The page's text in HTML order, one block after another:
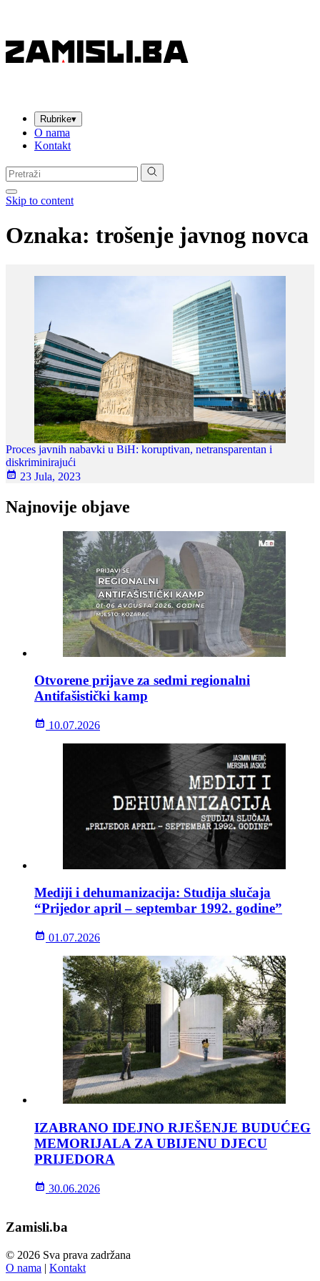
Rubrike▾
O nama
Kontakt
Pretraga:
Skip to content
Oznaka: trošenje javnog novca
Proces javnih nabavki u BiH: koruptivan, netransparentan i
diskriminirajući
23 Jula, 2023
Najnovije objave
Otvorene prijave za sedmi regionalni
Antifašistički kamp
10.07.2026
Mediji i dehumanizacija: Studija slučaja
“Prijedor april – septembar 1992. godine”
01.07.2026
IZABRANO IDEJNO RJEŠENJE BUDUĆEG
MEMORIJALA ZA UBIJENU DJECU
PRIJEDORA
30.06.2026
Zamisli.ba
© 2026 Sva prava zadržana
O nama | Kontakt